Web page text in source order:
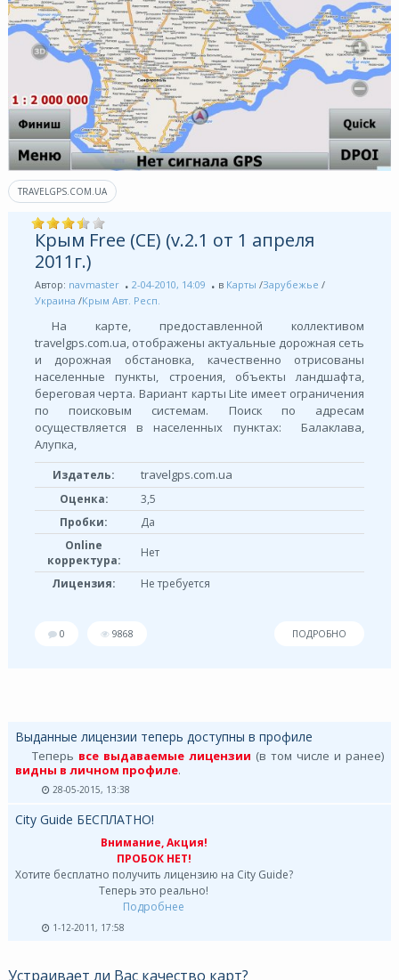
TRAVELGPS.COM.UA
Крым Free (CE) (v.2.1 от 1 апреля
2011г.)
Автор: navmaster 2-04-2010, 14:09 в Карты /Зарубежье /
Украина /Крым Авт. Респ.
На карте, предоставленной коллективом
travelgps.com.ua, отображены актуальные дорожная сеть
и дорожная обстановка, качественно отрисованы
населенные пункты, строения, объекты ландшафта,
береговая черта. Вариант карты Lite имеет ограничения
по поисковым системам. Поиск по адресам
осуществляется в населенных пунктах: Балаклава,
Алупка,
Издатель: travelgps.com.ua
Оценка:
3,5
Пробки:
Да
Online
корректура:
Нет
Лицензия: Не требуется
0 9868 ПОДРОБНО
Выданные лицензии теперь доступны в профиле
Теперь все выдаваемые лицензии (в том числе и ранее)
видны в личном профиле.
28-05-2015, 13:38
City Guide БЕСПЛАТНО!
Внимание, Акция!
ПРОБОК НЕТ!
Хотите бесплатно получить лицензию на City Guide?
Теперь это реально!
Подробнее
1-12-2011, 17:58
Устраивает ли Вас качество карт?